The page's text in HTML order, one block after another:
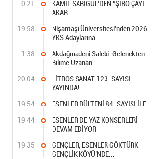
0:21
KAMİL SARIGÜL’DEN “ŞİRO ÇAYI
AKAR...
19:58
Nişantaşı Üniversitesi’nden 2026
YKS Adaylarına...
1:38
Akdağmadeni Salebi: Gelenekten
Bilime Uzanan...
20:04
LİTROS SANAT 123. SAYISI
YAYINDA!
19:54
ESENLER BÜLTENİ 84. SAYISI İLE...
19:44
ESENLER’DE YAZ KONSERLERİ
DEVAM EDİYOR
19:35
GENÇLER, ESENLER GÖKTÜRK
GENÇLİK KÖYÜ’NDE...